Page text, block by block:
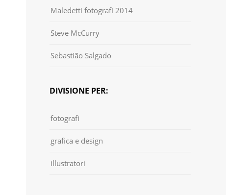
Maledetti fotografi 2014
Steve McCurry
Sebastião Salgado
DIVISIONE PER:
fotografi
grafica e design
illustratori